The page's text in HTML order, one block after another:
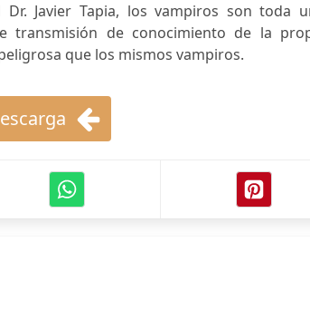
Javier Tapia, los vampiros son toda
transmisión de conocimiento de la
que los mismos vampiros.